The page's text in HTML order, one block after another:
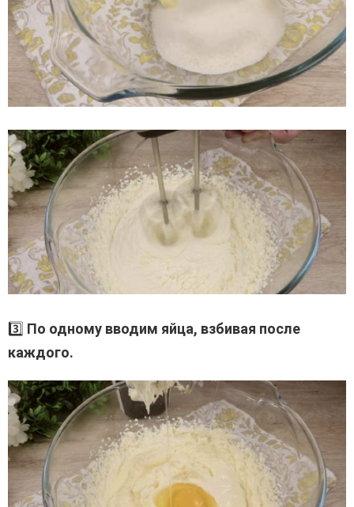
3️⃣ По одному вводим яйца, взбивая после
каждого.